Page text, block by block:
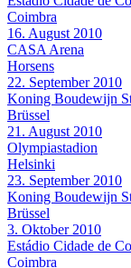
Coimbra
16. August 2010
CASA Arena
Horsens
22. September 2010
Koning Boudewijn
Brüssel
21. August 2010
Olympiastadion
Helsinki
23. September 2010
Koning Boudewijn
Brüssel
3. Oktober 2010
Estádio Cidade de
Coimbra